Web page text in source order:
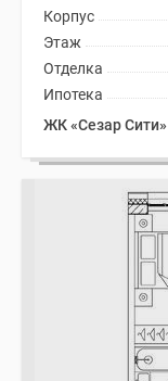
Корпус
Этаж
Отделка
Ипотека
ЖК «Сезар Сити»